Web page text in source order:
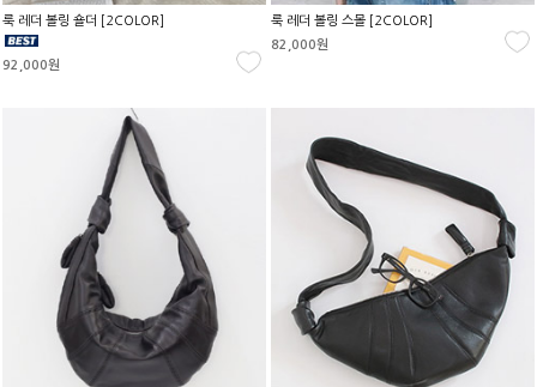
룩 레더 볼링 숄더 [2COLOR]
92,000원
룩 레더 볼링 스몰 [2COLOR]
82,000원